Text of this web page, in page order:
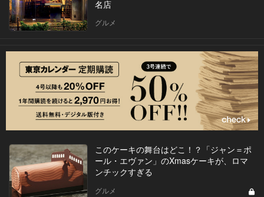
名店
グルメ
このケーキの舞台はどこ！？「ジャン＝ポ
ール・エヴァン」のXmasケーキが、ロマ
ンチックすぎる
グルメ